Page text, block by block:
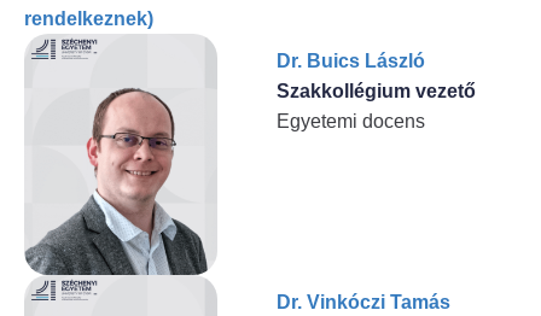
rendelkeznek)
Dr. Buics László
Szakkollégium vezető
Egyetemi docens
Dr. Vinkóczi Tamás